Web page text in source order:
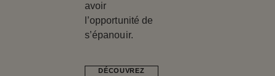
avoir
l’opportunité de
s’épanouir.
DÉCOUVREZ